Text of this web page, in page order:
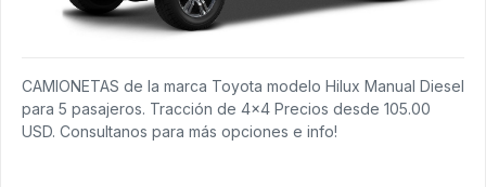
CAMIONETAS de la marca Toyota modelo Hilux Manual Diesel
para 5 pasajeros. Tracción de 4x4 Precios desde 105.00
USD. Consultanos para más opciones e info!